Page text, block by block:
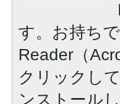
す。お持ち
Reader（
クリックし
ンストール